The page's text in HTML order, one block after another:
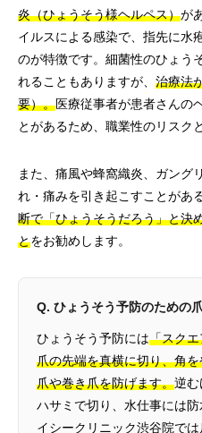
炎（ひょうそう様ヘルペス）が
イルスによる感染で、指先に水
のが特徴です。細菌性のひょう
れることもありますが、 治療法
要）。医療従事者が患者さんの
とがあるため、職業性のリスク
また、痛風や蜂窩織炎、ガング
れ・痛みを引き起こすことがあ
断で「ひょうそうだろう」と決
とをお勧めします。
Q. ひょうそう予防のための
ひょうそう予防には「スク
爪の先端を真横に切り、角
爪や巻き爪を防げます。逆む
ハサミで切り、水仕事には
イシークリニック渋谷院で